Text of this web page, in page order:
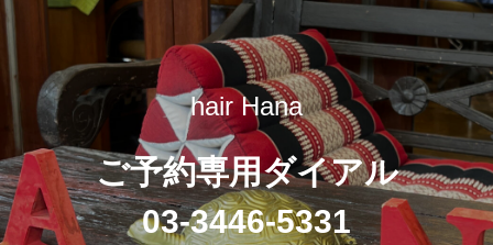
hair Hana
ご予約専用ダイアル
03-3446-5331